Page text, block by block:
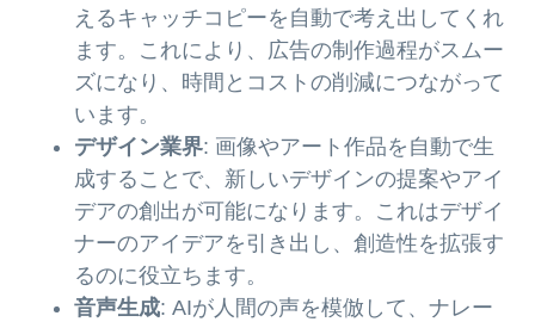
えるキャッチコピーを自動で考え出してくれ
ます。これにより、広告の制作過程がスムー
ズになり、時間とコストの削減につながって
います。
デザイン業界: 画像やアート作品を自動で生
成することで、新しいデザインの提案やアイ
デアの創出が可能になります。これはデザイ
ナーのアイデアを引き出し、創造性を拡張す
るのに役立ちます。
音声生成: AIが人間の声を模倣して、ナレー